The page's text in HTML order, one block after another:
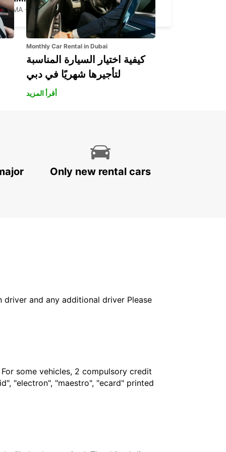
ROMA - ITALY
Monthly Car Rental in Dubai
كيفية اختيار السيارة المناسبة
لتأجيرها شهريًا في دبي
أقرأ المزيد
Only new rental cars
and any additional driver Please
some vehicles, 2 compulsory credit
"electron", "maestro", "ecard" printed